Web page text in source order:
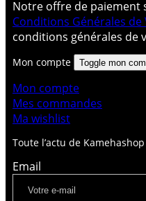
Toute l’actu de
Email
Notre offre de paiement
Conditions Générales de
conditions générales de
Mon compte Toggle mon
Mon compte
Mes commandes
Ma wishlist